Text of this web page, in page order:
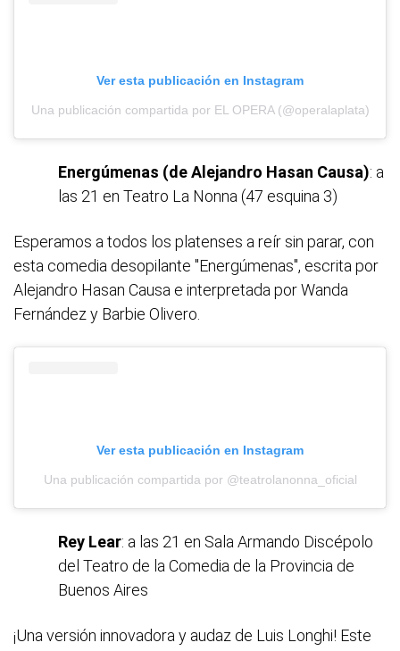
Ver esta publicación en Instagram
Una publicación compartida por EL OPERA (@operalaplata)
Energúmenas (de Alejandro Hasan Causa): a
las 21 en Teatro La Nonna (47 esquina 3)
Esperamos a todos los platenses a reír sin parar, con
esta comedia desopilante "Energúmenas", escrita por
Alejandro Hasan Causa e interpretada por Wanda
Fernández y Barbie Olivero.
Ver esta publicación en Instagram
Una publicación compartida por @teatrolanonna_oficial
Rey Lear: a las 21 en Sala Armando Discépolo
del Teatro de la Comedia de la Provincia de
Buenos Aires
¡Una versión innovadora y audaz de Luis Longhi! Este